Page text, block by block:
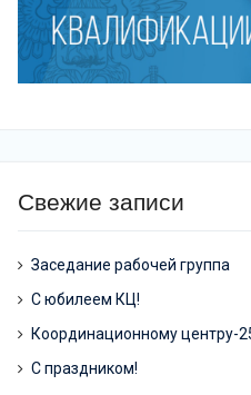
Свежие записи
Заседание рабочей группа
С юбилеем КЦ!
Координационному центру-
С праздником!